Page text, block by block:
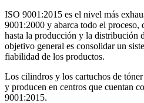
ISO 9001:2015 es el nivel más
9001:2000 y abarca todo el proceso,
hasta la producción y la distribución
objetivo general es consolidar un
fiabilidad de los productos.
Los cilindros y los cartuchos de
y producen en centros que cuentan
9001:2015.